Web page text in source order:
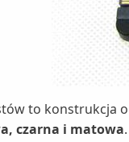
to konstrukcja
czarna i matowa